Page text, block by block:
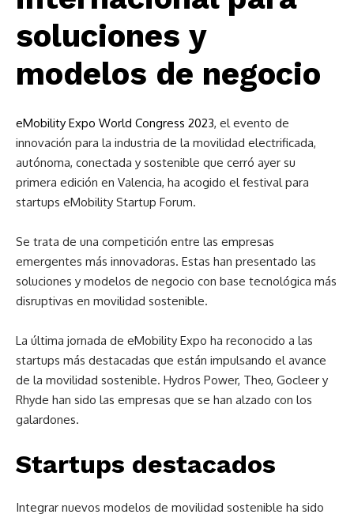
soluciones y
modelos de negocio
eMobility Expo World Congress 2023, el evento de
innovación para la industria de la movilidad electrificada,
autónoma, conectada y sostenible que cerró ayer su
primera edición en Valencia, ha acogido el festival para
startups eMobility Startup Forum.
Se trata de una competición entre las empresas
emergentes más innovadoras. Estas han presentado las
soluciones y modelos de negocio con base tecnológica más
disruptivas en movilidad sostenible.
La última jornada de eMobility Expo ha reconocido a las
startups más destacadas que están impulsando el avance
de la movilidad sostenible. Hydros Power, Theo, Gocleer y
Rhyde han sido las empresas que se han alzado con los
galardones.
Startups destacados
Integrar nuevos modelos de movilidad sostenible ha sido